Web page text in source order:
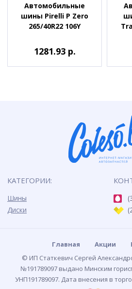
Автомобильные
шины Pirelli P Zero
265/40R22 106Y
1281.93 р.
КАТЕГОРИИ:
Шины
Диски
Главная Акции
© ИП Статкевич Сергей
№191789097 выдано Минским
УНП191789097. Дата внесения в